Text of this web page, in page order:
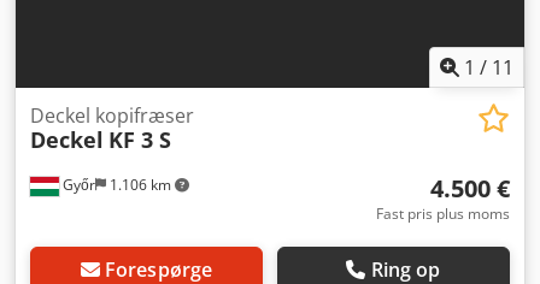
1 / 11
Győr 1.106 km
Deckel kopifræser
Deckel KF 3 S
4.500 €
Fast pris plus moms
Forespørge Ring op